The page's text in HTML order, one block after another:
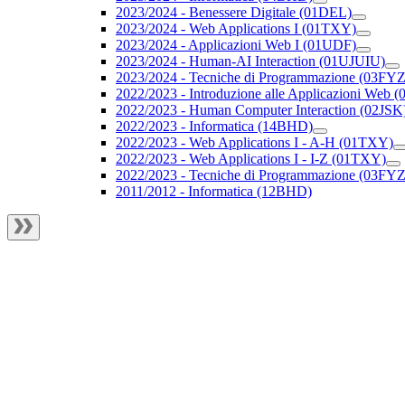
2023/2024 - Benessere Digitale (01DEL)
2023/2024 - Web Applications I (01TXY)
2023/2024 - Applicazioni Web I (01UDF)
2023/2024 - Human-AI Interaction (01UJUIU)
2023/2024 - Tecniche di Programmazione
2022/2023 - Introduzione alle Applicazioni Web
2022/2023 - Human Computer Interaction
2022/2023 - Informatica (14BHD)
2022/2023 - Web Applications I - A-H (01TXY)
2022/2023 - Web Applications I - I-Z (01TXY)
2022/2023 - Tecniche di Programmazione
2011/2012 - Informatica (12BHD)